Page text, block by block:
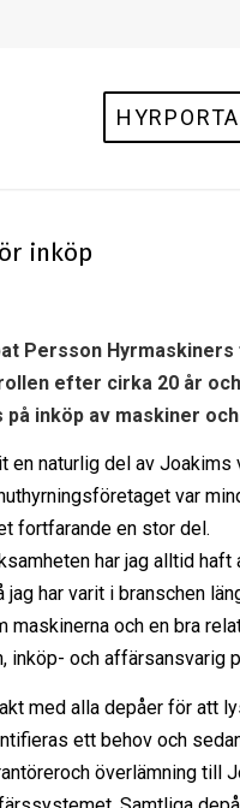
inköp
Persson
efter cirka 20 år
inköp av maskiner
en naturlig del av
var
fortfarande en stor del.
har jag alltid haft
har varit i branschen
maskinerna och en bra
inköp- och affärsansvarig
med alla depåer för att
ett behov och
överlämning till